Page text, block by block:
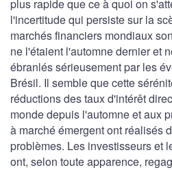
plus rapide que ce à quoi on
l'incertitude qui persiste sur la
marchés financiers mondiaux
ne l'étaient l'automne dernier et
ébranlés sérieusement par les
Brésil. Il semble que cette
réductions des taux d'intérêt
monde depuis l'automne et aux
à marché émergent ont réalisés
problèmes. Les investisseurs et
ont, selon toute apparence,